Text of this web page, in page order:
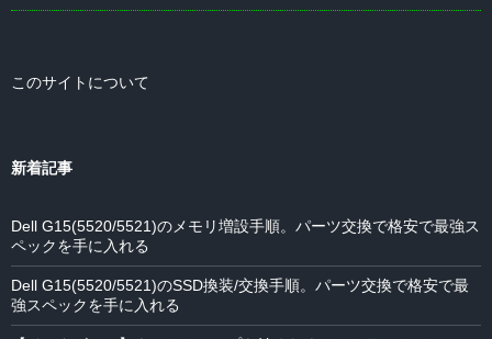
このサイトについて
新着記事
Dell G15(5520/5521)のメモリ増設手順。パーツ交換で格安で最強ス
ペックを手に入れる
Dell G15(5520/5521)のSSD換装/交換手順。パーツ交換で格安で最
強スペックを手に入れる